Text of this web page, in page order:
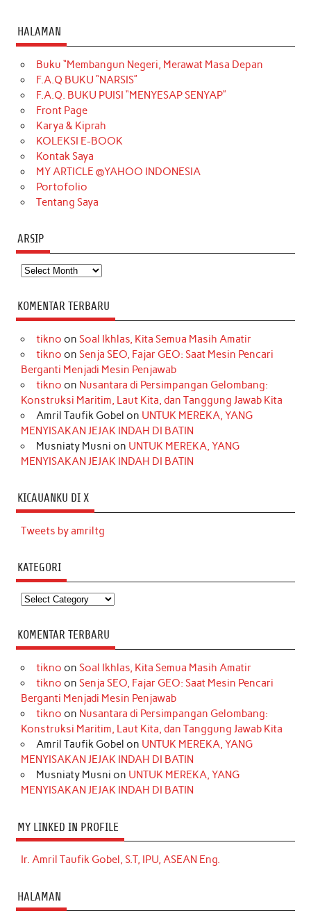
c
e
b
o
o
k
t
a
g
r
a
m
T
o
k
t
e
r
k
e
d
t
t
e
T
u
b
HALAMAN
Buku “Membangun Negeri, Merawat Masa Depan
F.A.Q BUKU “NARSIS”
F.A.Q. BUKU PUISI “MENYESAP SENYAP”
Front Page
Karya & Kiprah
KOLEKSI E-BOOK
Kontak Saya
MY ARTICLE @YAHOO INDONESIA
Portofolio
Tentang Saya
ARSIP
Arsip
KOMENTAR TERBARU
tikno on Soal Ikhlas, Kita Semua Masih Amatir
tikno on Senja SEO, Fajar GEO: Saat Mesin Pencari
Berganti Menjadi Mesin Penjawab
tikno on Nusantara di Persimpangan Gelombang:
Konstruksi Maritim, Laut Kita, dan Tanggung Jawab Kita
Amril Taufik Gobel on UNTUK MEREKA, YANG
MENYISAKAN JEJAK INDAH DI BATIN
Musniaty Musni on UNTUK MEREKA, YANG
MENYISAKAN JEJAK INDAH DI BATIN
KICAUANKU DI X
Tweets by amriltg
KATEGORI
Kategori
KOMENTAR TERBARU
tikno on Soal Ikhlas, Kita Semua Masih Amatir
tikno on Senja SEO, Fajar GEO: Saat Mesin Pencari
Berganti Menjadi Mesin Penjawab
tikno on Nusantara di Persimpangan Gelombang:
Konstruksi Maritim, Laut Kita, dan Tanggung Jawab Kita
Amril Taufik Gobel on UNTUK MEREKA, YANG
MENYISAKAN JEJAK INDAH DI BATIN
Musniaty Musni on UNTUK MEREKA, YANG
MENYISAKAN JEJAK INDAH DI BATIN
MY LINKED IN PROFILE
Ir. Amril Taufik Gobel, S.T, IPU, ASEAN Eng.
HALAMAN